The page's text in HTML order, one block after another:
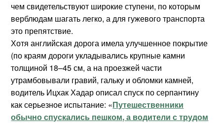
чем свидетельствуют широкие ступени, по которым
верблюдам шагать легко, а для гужевого транспорта
это препятствие.
Хотя английская дорога имела улучшенное покрытие
(по краям дороги укладывались крупные камни
толщиной 18–45 см, а на проезжей части
утрамбовывали гравий, гальку и обломки камней,
водитель Ицхак Хадар описал спуск по серпантину
как серьезное испытание: «Путешественники
обычно спускались пешком, а водители с трудом